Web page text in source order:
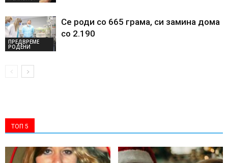
ПРЕДВРЕМЕ
РОДЕНИ
Се роди со 665 грама, си замина дома
со 2.190
ТОП 5